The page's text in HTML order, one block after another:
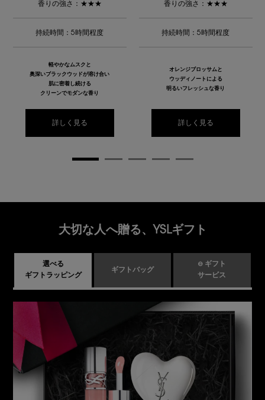
香りの強さ：★★★
持続時間：5時間程度
軽やかなムスクと
奥深いブラックウッドが溶け合い
肌に密着し続ける
クリーンでモダンな香り
詳しく見る
香りの強さ：★★★
持続時間：5時間程度
オレンジブロッサムと
ウッディノートによる
明るいフレッシュな香り
詳しく見る
大切な人へ贈る、YSLギフト
選べる
ギフトラッピング
ギフトバッグ
e ギフト
サービス